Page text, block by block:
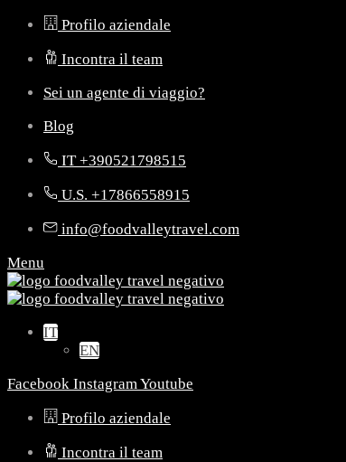
Profilo aziendale
Incontra il team
Sei un agente di viaggio?
Blog
IT +390521798515
U.S. +17866558915
info@foodvalleytravel.com
Menu
IT
EN
Facebook InstagramYoutube
Profilo aziendale
Incontra il team